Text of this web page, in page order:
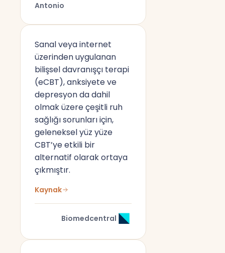
Antonio
Sanal veya internet
üzerinden uygulanan
bilişsel davranışçı terapi
(eCBT), anksiyete ve
depresyon da dahil
olmak üzere çeşitli ruh
sağlığı sorunları için,
geleneksel yüz yüze
CBT’ye etkili bir
alternatif olarak ortaya
çıkmıştır.
Kaynak
Biomedcentral